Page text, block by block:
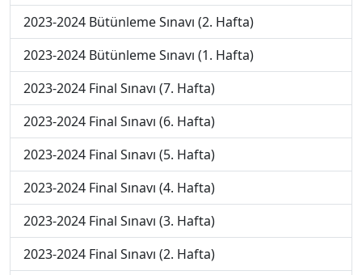
2023-2024 Bütünleme Sınavı (2. Hafta)
2023-2024 Bütünleme Sınavı (1. Hafta)
2023-2024 Final Sınavı (7. Hafta)
2023-2024 Final Sınavı (6. Hafta)
2023-2024 Final Sınavı (5. Hafta)
2023-2024 Final Sınavı (4. Hafta)
2023-2024 Final Sınavı (3. Hafta)
2023-2024 Final Sınavı (2. Hafta)